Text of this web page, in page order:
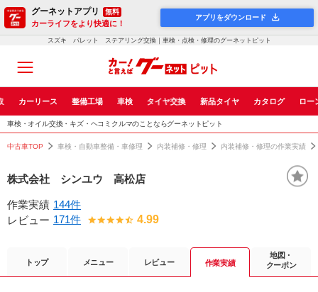
グーネットアプリ 無料
カーライフをより快適に！
アプリをダウンロード
スズキ パレット ステアリング交換｜車検・点検・修理のグーネットピット
カーリース 整備工場 車検 タイヤ交換 新品タイヤ カタログ ロー
車検・オイル交換・キズ・ヘコミクルマのことならグーネットピット
中古車TOP 車検・自動車整備・車修理 内装補修・修理 内装補修・修理の作業実績
株式会社 シンユウ 高松店
作業実績 144件
レビュー 171件 4.99
トップ メニュー レビュー 作業実績
地図・
クーポン